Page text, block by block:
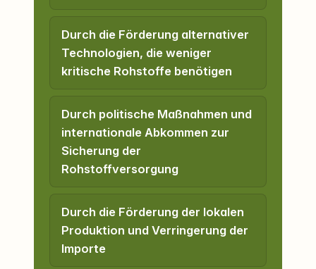
Durch die Förderung alternativer
Technologien, die weniger
kritische Rohstoffe benötigen
Durch politische Maßnahmen und
internationale Abkommen zur
Sicherung der
Rohstoffversorgung
Durch die Förderung der lokalen
Produktion und Verringerung der
Importe